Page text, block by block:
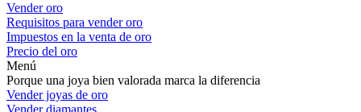
Vender oro
Requisitos para vender oro
Impuestos en la venta de oro
Precio del oro
Menú
Porque una joya bien valorada marca la diferencia
Vender joyas de oro
Vender diamantes